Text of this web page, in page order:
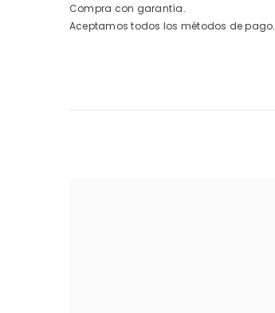
Compra con garantía.
Aceptamos todos los métodos de pago.